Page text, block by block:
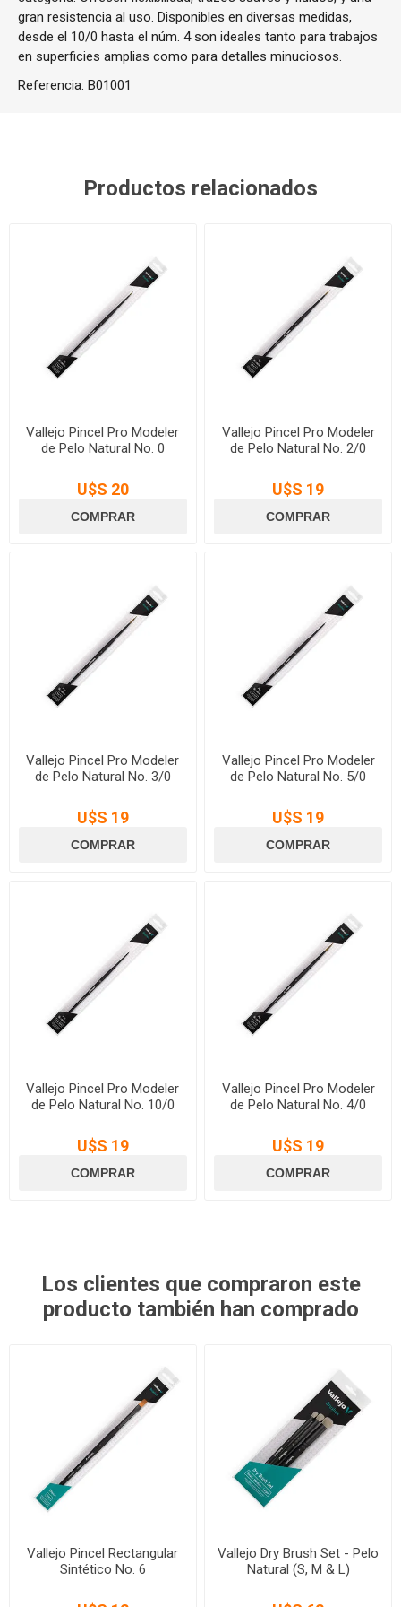
gran resistencia al uso. Disponibles en diversas medidas,
desde el 10/0 hasta el núm. 4 son ideales tanto para trabajos
en superficies amplias como para detalles minuciosos.
Referencia: B01001
Productos relacionados
Vallejo Pincel Pro Modeler
de Pelo Natural No. 0
U$S 20
Vallejo Pincel Pro Modeler
de Pelo Natural No. 2/0
U$S 19
Vallejo Pincel Pro Modeler
de Pelo Natural No. 3/0
U$S 19
Vallejo Pincel Pro Modeler
de Pelo Natural No. 5/0
U$S 19
Vallejo Pincel Pro Modeler
de Pelo Natural No. 10/0
U$S 19
Vallejo Pincel Pro Modeler
de Pelo Natural No. 4/0
U$S 19
Los clientes que compraron este
producto también han comprado
Vallejo Pincel Rectangular
Sintético No. 6
Vallejo Dry Brush Set - Pelo
Natural (S, M & L)